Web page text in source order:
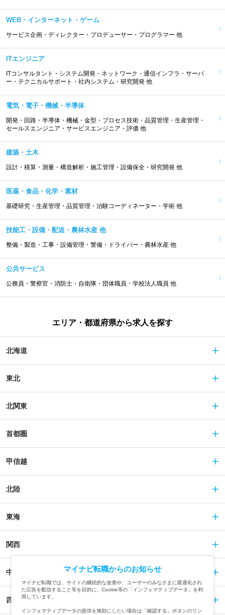
WEB・インターネット・ゲーム
サービス企画・ディレクター・プロデューサー・プログラマー 他
ITエンジニア
ITコンサルタント・システム開発・ネットワーク・通信インフラ・サーバ
ー・テクニカルサポート・社内システム・研究開発 他
電気・電子・機械・半導体
開発・回路・半導体・機械・金型・プロセス技術・品質管理・生産管理・
セールスエンジニア・サービスエンジニア・評価 他
建築・土木
設計・積算・測量・構造解析・施工管理・設備保全・研究開発 他
医薬・食品・化学・素材
基礎研究・生産管理・品質管理・治験コーディネーター・学術 他
技能工・設備・配送・農林水産 他
整備・製造・工事・設備管理・警備・ドライバー・農林水産 他
公共サービス
公務員・警察官・消防士・自衛隊・団体職員・学校法人職員 他
エリア・都道府県から求人を探す
北海道
東北
北関東
首都圏
甲信越
北陸
東海
関西
中国
四国
マイナビ転職からのお知らせ
マイナビ転職では、サイトの継続的な改善や、ユーザーのみなさまに最適化され
た広告を配信すること等を目的に、Cookie等の「インフォマティブデータ」を利
用しています。
インフォマティブデータの提供を無効にしたい場合は「確認する」ボタンのリン